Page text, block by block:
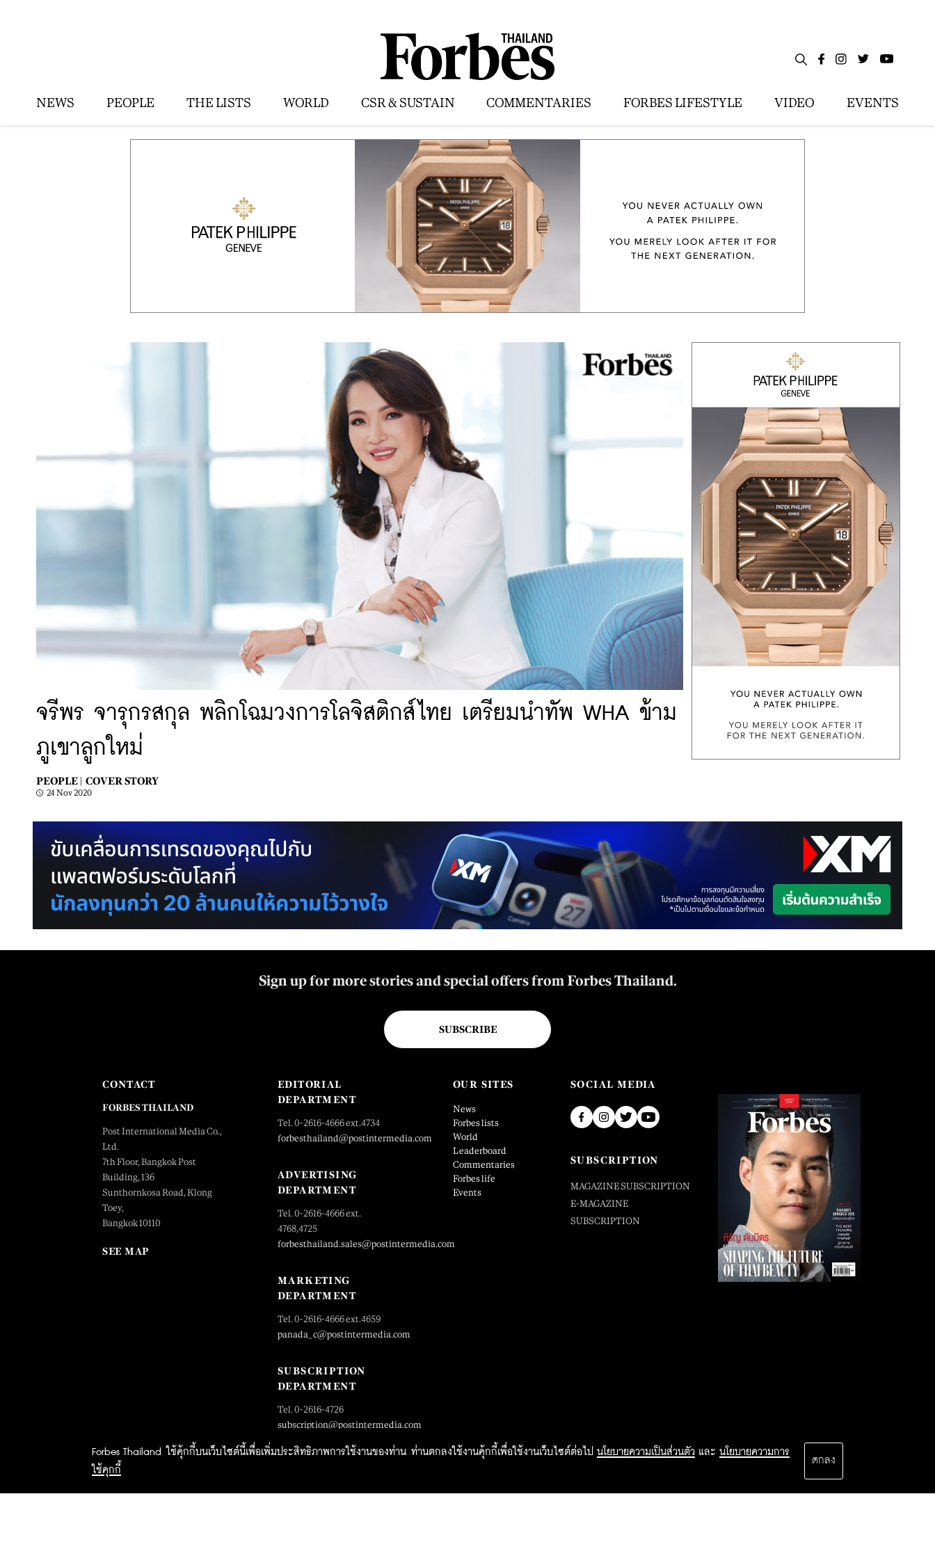
NEWS PEOPLE THE LISTS WORLD CSR & SUSTAIN COMMENTARIES FORBES LIFESTYLE VIDEO EVENTS
จรีพร จารุกรสกุล พลิกโฉมวงการโลจิสติกส์ไทย เตรียมนำทัพ WHA ข้าม
ภูเขาลูกใหม่
PEOPLE | COVER STORY
24 Nov 2020
Forbes Thailand ใช้คุ้กกี้บนเว็บไซต์นี้เพื่อเพิ่มประสิทธิภาพการใช้งานของท่าน ท่านตกลงใช้งานคุ้กกี้เพื่อใช้งานเว็บไซต์ต่อไป นโยบายความเป็นส่วนตัว และ นโยบายความการ
ใช้คุกกี้
ตกลง
Sign up for more stories and special offers from Forbes Thailand.
SUBSCRIBE
CONTACT
FORBES THAILAND
Post International Media Co.,
Ltd.
7th Floor, Bangkok Post
Building, 136
Sunthornkosa Road, Klong
Toey,
Bangkok 10110
SEE MAP
EDITORIAL
DEPARTMENT
Tel. 0-2616-4666 ext.4734
forbesthailand@postintermedia.com
ADVERTISING
DEPARTMENT
Tel. 0-2616-4666 ext.
4768,4725
forbesthailand.sales@postintermedia.com
MARKETING
DEPARTMENT
Tel. 0-2616-4666 ext.4659
panada_c@postintermedia.com
SUBSCRIPTION
DEPARTMENT
Tel. 0-2616-4726
subscription@postintermedia.com
OUR SITES
News
Forbes lists
World
Leaderboard
Commentaries
Forbes life
Events
SOCIAL MEDIA
SUBSCRIPTION
MAGAZINE SUBSCRIPTION
E-MAGAZINE
SUBSCRIPTION